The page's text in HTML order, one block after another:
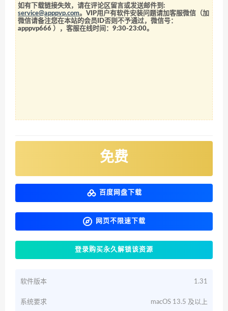
如有下载链接失效，请在评论区留言或发送邮件到:
service@apppvp.com。VIP用户有软件安装问题请加客服微信（加
微信请备注您在本站的会员ID否则不予通过，微信号：
apppvp666 ），客服在线时间：9:30-23:00。
免费
百度网盘下载
网页不限速下载
登录购买永久解锁该资源
软件版本 1.31
系统要求 macOS 13.5 及以上